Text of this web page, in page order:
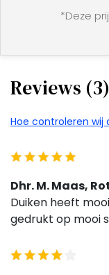
*Deze
Reviews (3)
Hoe controleren wij
Dhr. M. Maas,
Duiken heeft
gedrukt op mooi